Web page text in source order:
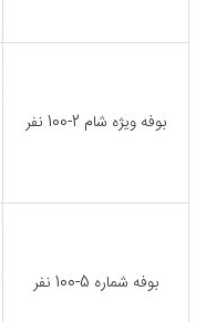
بوفه ویژه شام 2-100 نفر
بوفه شماره 5-100 نفر